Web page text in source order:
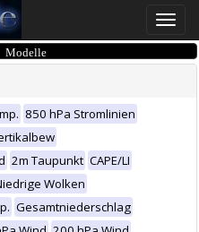
Toggle
850 hPa Stromlinien
2m Taupunkt CAPE/LI
Wolken
Gesamtniederschlag